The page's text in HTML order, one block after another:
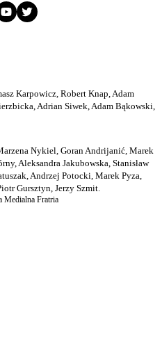
Karpowicz, Robert Knap, Adam
Adrian Siwek, Adam Bąkowski,
Nykiel, Goran Andrijanić, Marek
Aleksandra Jakubowska, Stanisław
Andrzej Potocki, Marek Pyza,
Gursztyn, Jerzy Szmit.
Medialna Fratria